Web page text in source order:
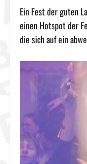
Ein Fest der guten
einen Hotspot der
die sich auf ein